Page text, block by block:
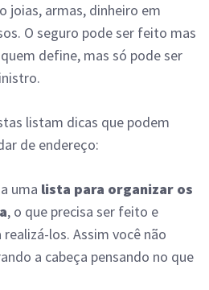
joias, armas, dinheiro em
O seguro pode ser feito mas
define, mas só pode ser
listam dicas que podem
de endereço:
uma lista para organizar os
, o que precisa ser feito e
los. Assim você não
a cabeça pensando no que